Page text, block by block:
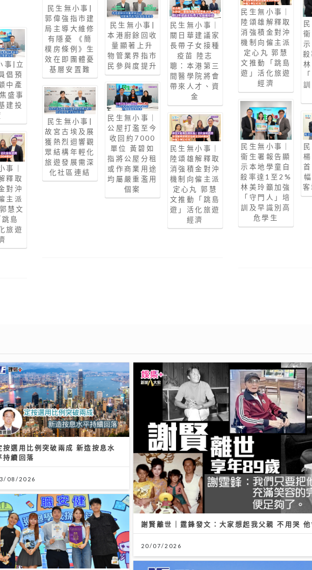
事|立
倡預
中產
盛事
建投
事｜
釋取
對沖
主派
慧文
島
旅遊
民生無小事|
郭偉強指市建
局主導大維修
有隱憂 《簡
樸房條例》生
效在即團體憂
基層安置難
民生無小事|
故宮古埃及展
獲熱烈迴響觀
眾結構年輕化
旅遊發展需深
化社區連結
民生無小事|
本港廚餘回收
量顯著上升
物管業界指市
民參與度提升
民生無小事｜
公屋打濫至今
收回約7000
單位 黃碧如
指將公屋分租
或作商業用途
均屬嚴重濫用
個案
民生無小事｜
關日華建議家
長帶子女接種
疫苗 陸志
聰：本港第三
間醫學院將會
帶來人才、資
金
民生無小事｜
陸頌雄解釋取
消強積金對沖
機制向僱主派
定心丸 郭慧
文推動「跳島
遊」活化旅遊
經濟
民生無小事｜
陸頌雄解釋取
消強積金對沖
機制向僱主派
定心丸 郭慧
文推動「跳島
遊」活化旅遊
經濟
民生無小事｜
衞生署報告顯
示本地學童自
殺率達1至2%
林美玲籲加強
「守門人」培
訓及早識別高
危學生
按選用比例突破兩成 新造按息水
持續回落
08/2026
謝賢離世｜霆鋒發文：大家想起我父親 不用哭
20/07/2026